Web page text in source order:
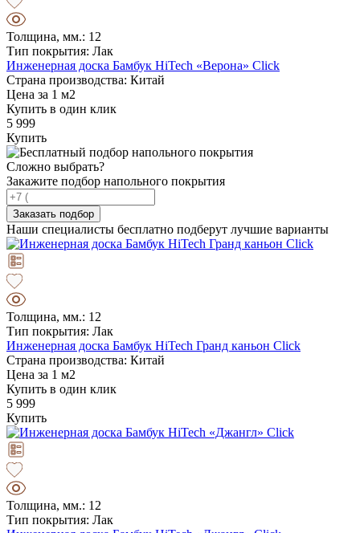
Толщина, мм.: 12
Тип покрытия: Лак
Инженерная доска Бамбук HiTech «Верона» Click
Страна производства: Китай
Цена за 1 м2
Купить в один клик
5 999
Купить
Сложно выбрать?
Закажите подбор напольного покрытия
Заказать подбор
Наши специалисты бесплатно подберут лучшие варианты
Толщина, мм.: 12
Тип покрытия: Лак
Инженерная доска Бамбук HiTech Гранд каньон Click
Страна производства: Китай
Цена за 1 м2
Купить в один клик
5 999
Купить
Толщина, мм.: 12
Тип покрытия: Лак